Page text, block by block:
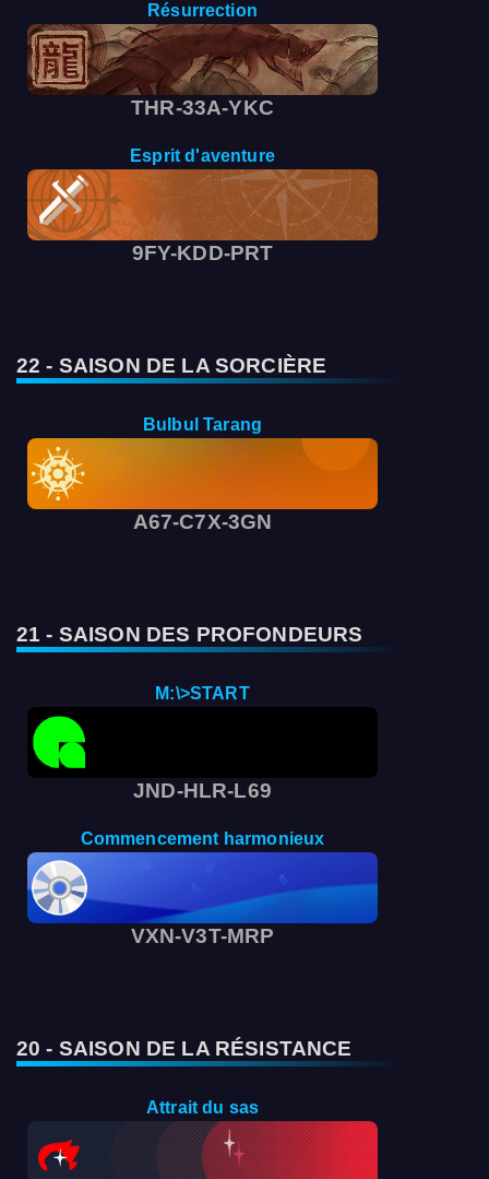
Résurrection
THR-33A-YKC
Esprit d'aventure
9FY-KDD-PRT
22 - SAISON DE LA SORCIÈRE
Bulbul Tarang
A67-C7X-3GN
21 - SAISON DES PROFONDEURS
M:\>START
JND-HLR-L69
Commencement harmonieux
VXN-V3T-MRP
20 - SAISON DE LA RÉSISTANCE
Attrait du sas